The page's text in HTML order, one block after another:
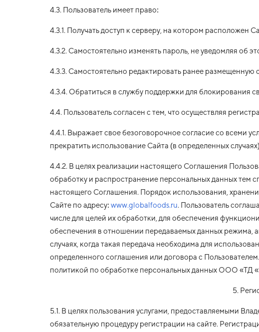
4.3. Пользователь имеет право:
4.3.1. Получать доступ к серверу, на котором расположен
4.3.2. Самостоятельно изменять пароль, не уведомляя об
4.3.3. Самостоятельно редактировать ранее
4.3.4. Обратиться в службу поддержки для блокирования
4.4. Пользователь согласен с тем, что осуществляя
4.4.1. Выражает свое безоговорочное согласие со всеми
прекратить использование Сайта (в определенных
4.4.2. В целях реализации настоящего Соглашения
обработку и распространение персональных данных тем
настоящего Соглашения. Порядок использования,
Сайте по адресу: www.globalfoods.ru. Пользователь
числе для целей их обработки, для обеспечения
обеспечения в отношении передаваемых данных режима,
случаях, когда такая передача необходима для
определенного соглашения или договора с
политикой по обработке персональных данных ООО «ТД
5.
5.1. В целях пользования услугами, предоставляемыми
обязательную процедуру регистрации на сайте.